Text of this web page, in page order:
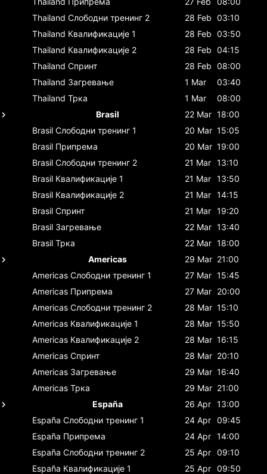
Thailand Слободни тренинг 2 28 Feb 03:10
Thailand Квалификације 1 28 Feb 03:50
Thailand Квалификације 2 28 Feb 04:15
Thailand Спринт 28 Feb 08:00
Thailand Загревање 1 Mar
03:40
Thailand Трка 1 Mar
08:00
Brasil
22 Mar 18:00
Brasil Слободни тренинг 1 20 Mar 15:05
Brasil Припрема 20 Mar 19:00
Brasil Слободни тренинг 2 21 Mar 13:10
Brasil Квалификације 1 21 Mar 13:50
Brasil Квалификације 2 21 Mar 14:15
Brasil Спринт 21 Mar 19:20
Brasil Загревање 22 Mar 13:40
Brasil Трка 22 Mar 18:00
Americas
29 Mar 21:00
Americas Слободни тренинг 1 27 Mar 15:45
Americas Припрема 27 Mar 20:00
Americas Слободни тренинг 2 28 Mar 15:10
Americas Квалификације 1 28 Mar 15:50
Americas Квалификације 2 28 Mar 16:15
Americas Спринт 28 Mar 20:10
Americas Загревање 29 Mar 16:40
Americas Трка 29 Mar 21:00
España
26 Apr 13:00
España Слободни тренинг 1 24 Apr 09:45
España Припрема 24 Apr 14:00
España Слободни тренинг 2 25 Apr 09:10
España Квалификације 1 25 Apr 09:50